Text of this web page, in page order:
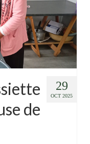
29
OCT 2025
de